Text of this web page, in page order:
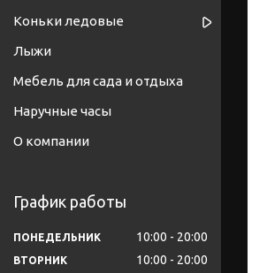
Коньки ледовые
Лыжи
Мебель для сада и отдыха
Наручные часы
О компании
График работы
ПОНЕДЕЛЬНИК 10:00 20:00
ВТОРНИК 10:00 20:00